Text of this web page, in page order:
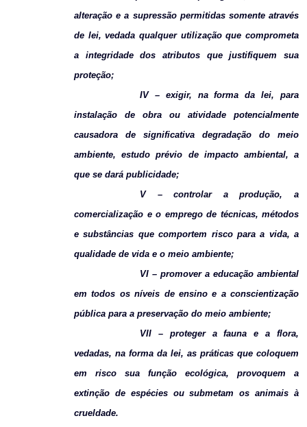
alteração e a supressão permitidas somente através
de lei, vedada qualquer utilização que comprometa
a integridade dos atributos que justifiquem sua
proteção;
IV – exigir, na forma da lei, para
instalação de obra ou atividade potencialmente
causadora de significativa degradação do meio
ambiente, estudo prévio de impacto ambiental, a
que se dará publicidade;
V – controlar a produção, a
comercialização e o emprego de técnicas, métodos
e substâncias que comportem risco para a vida, a
qualidade de vida e o meio ambiente;
VI – promover a educação ambiental
em todos os níveis de ensino e a conscientização
pública para a preservação do meio ambiente;
VII – proteger a fauna e a flora,
vedadas, na forma da lei, as práticas que coloquem
em risco sua função ecológica, provoquem a
extinção de espécies ou submetam os animais à
crueldade.